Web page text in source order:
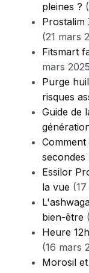
pleines ?
Prostalim
(21 mars
Fitsmart
mars
Purge
risques
Guide de
secondes
Essilor
la vue
bien-être
Heure
(16 mars
Morosil